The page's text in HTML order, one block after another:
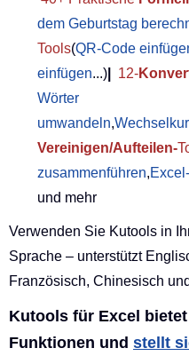
dem Geburtstag
Tools(QR-Code
einfügen...) 12-
Wörter
umwandeln,
Vereinigen/Aufteilen-
zusammenführen,
und mehr
Verwenden Sie Kutools in
Sprache – unterstützt
Französisch, Chinesisch
Kutools für Excel
Funktionen und stellt